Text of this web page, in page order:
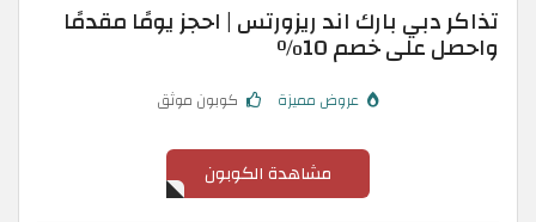
تذاكر دبي بارك اند ريزورتس | احجز يومًا مقدمًا
واحصل على خصم 10٪
عروض مميزة كوبون موثق
مشاهدة الكوبون